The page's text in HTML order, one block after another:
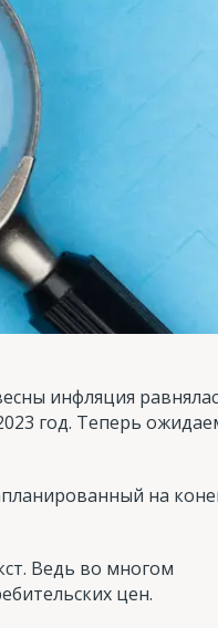
инфляция
год. Теперь
на
Ведь во многом
цен.